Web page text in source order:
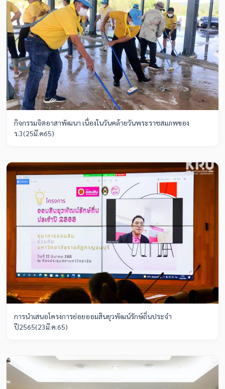
กิจกรรมจิตอาสาพัฒนา เนื่องในวันคล้ายวันพระราชสมภพของ
ร.3(25มี.ค65)
การนำเสนอโครงการย่อยออมสินยุวพัฒน์รักษ์ถิ่นประจำ
ปี2565(23มี.ค.65)